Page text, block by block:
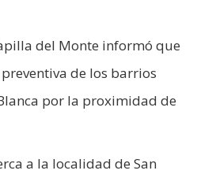
del Monte informó que
de los barrios
por la proximidad de
a la localidad de San